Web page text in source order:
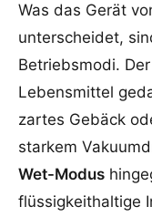
Was das Gerät
unterscheidet,
Betriebsmodi. Der
Lebensmittel
zartes Gebäck
starkem
Wet-Modus
flüssigkeithaltige